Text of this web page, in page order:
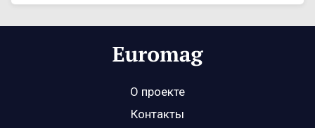
О проекте
Контакты